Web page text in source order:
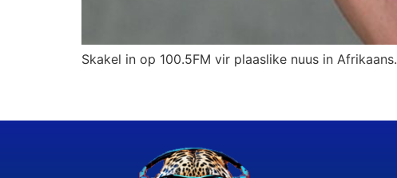
Skakel in op 100.5FM vir plaaslike nuus in Afrikaans.